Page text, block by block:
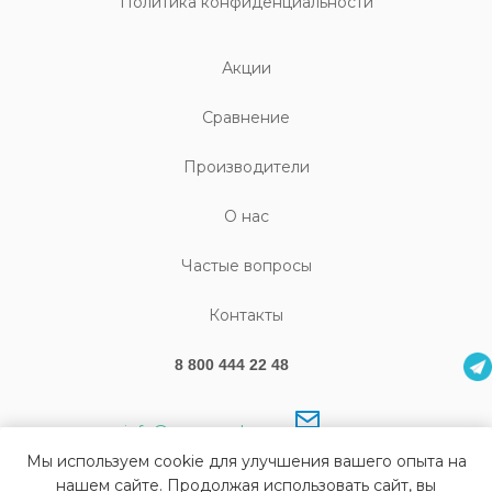
Акции
Cравнение
Производители
О нас
Частые вопросы
Контакты
8 800 444 22 48
info@sonography.ru
Мы используем cookie для улучшения вашего опыта на
нашем сайте. Продолжая использовать сайт, вы